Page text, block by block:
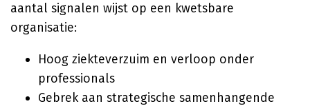
aantal signalen wijst op een kwetsbare
organisatie:
Hoog ziekteverzuim en verloop onder
professionals
Gebrek aan strategische samenhangende